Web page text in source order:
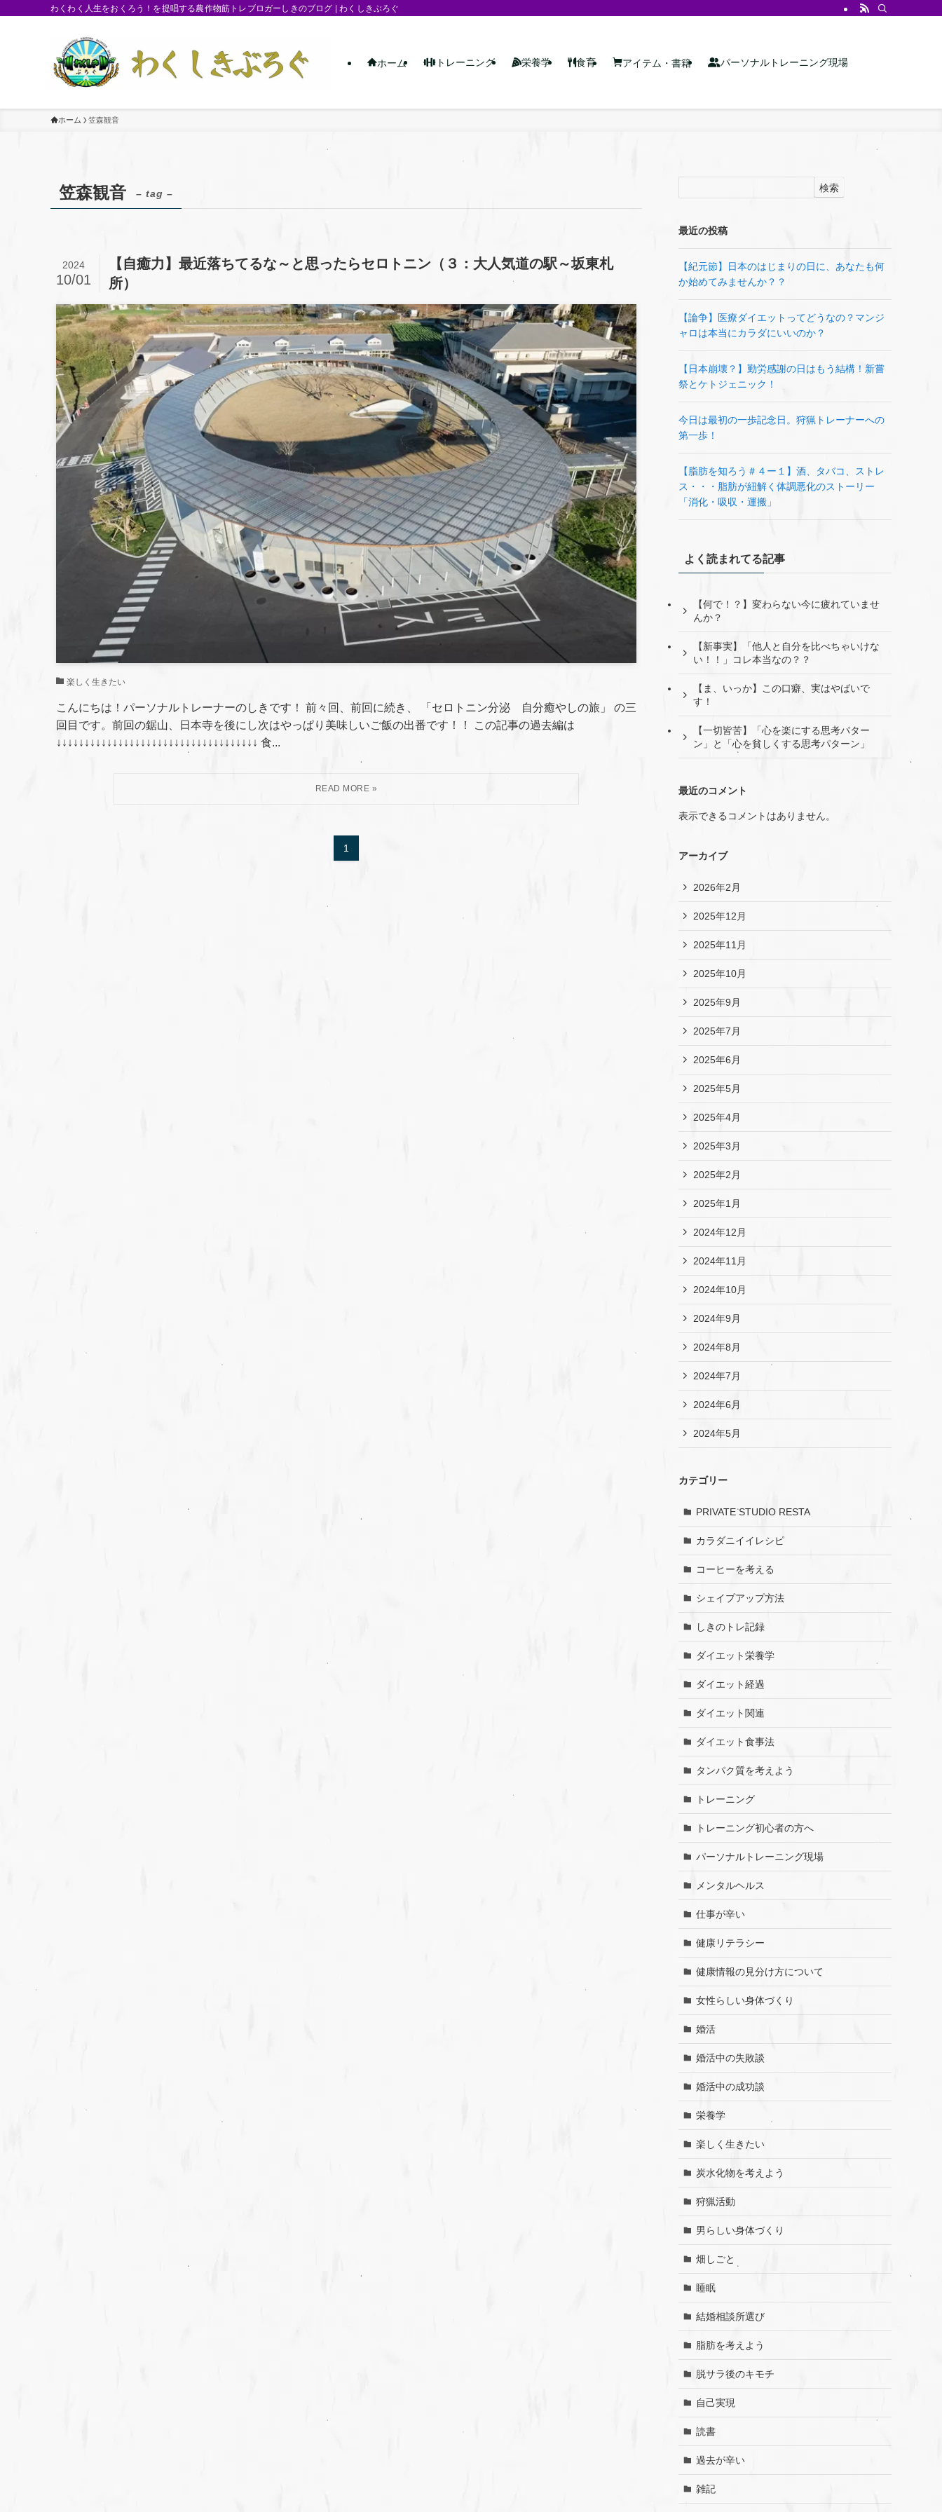
わくわく人生をおくろう！を提唱する農作物筋トレブロガーしきのブログ | わくしきぶろぐ
ホーム トレーニング 栄養学 食育 アイテム・書籍 パーソナルトレーニング現場
ホーム 笠森観音
笠森観音 – tag –
【自癒力】最近落ちてるな～と思ったらセロトニン（３：大人気道の駅～坂東札
所）
2024
10/01
楽しく生きたい
こんにちは！パーソナルトレーナーのしきです！ 前々回、前回に続き、 「セロトニン分泌 自分癒やしの旅」 の三
回目です。前回の鋸山、日本寺を後にし次はやっぱり美味しいご飯の出番です！！ この記事の過去編は
↓↓↓↓↓↓↓↓↓↓↓↓↓↓↓↓↓↓↓↓↓↓↓↓↓↓↓↓↓↓↓↓↓↓↓↓ 食...
1
検索
最近の投稿
【紀元節】日本のはじまりの日に、あなたも何
か始めてみませんか？？
【論争】医療ダイエットってどうなの？マンジ
ャロは本当にカラダにいいのか？
【日本崩壊？】勤労感謝の日はもう結構！新嘗
祭とケトジェニック！
今日は最初の一歩記念日。狩猟トレーナーへの
第一歩！
【脂肪を知ろう＃４ー１】酒、タバコ、ストレ
ス・・・脂肪が紐解く体調悪化のストーリー
「消化・吸収・運搬」
よく読まれてる記事
【何で！？】変わらない今に疲れていませ
んか？
【新事実】「他人と自分を比べちゃいけな
い！！」コレ本当なの？？
【ま、いっか】この口癖、実はやばいで
す！
【一切皆苦】「心を楽にする思考パター
ン」と「心を貧しくする思考パターン」
最近のコメント
表示できるコメントはありません。
アーカイブ
2026年2月
2025年12月
2025年11月
2025年10月
2025年9月
2025年7月
2025年6月
2025年5月
2025年4月
2025年3月
2025年2月
2025年1月
2024年12月
2024年11月
2024年10月
2024年9月
2024年8月
2024年7月
2024年6月
2024年5月
カテゴリー
PRIVATE STUDIO RESTA
カラダニイイレシピ
コーヒーを考える
シェイプアップ方法
しきのトレ記録
ダイエット栄養学
ダイエット経過
ダイエット関連
ダイエット食事法
タンパク質を考えよう
トレーニング
トレーニング初心者の方へ
パーソナルトレーニング現場
メンタルヘルス
仕事が辛い
健康リテラシー
健康情報の見分け方について
女性らしい身体づくり
婚活
婚活中の失敗談
婚活中の成功談
栄養学
楽しく生きたい
炭水化物を考えよう
狩猟活動
男らしい身体づくり
畑しごと
睡眠
結婚相談所選び
脂肪を考えよう
脱サラ後のキモチ
自己実現
読書
過去が辛い
雑記